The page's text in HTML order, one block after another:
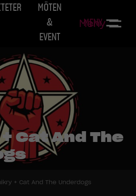
MÖTEN
&
EVENT
MENY
Meny
Cat And The
+ Cat And The Underdogs